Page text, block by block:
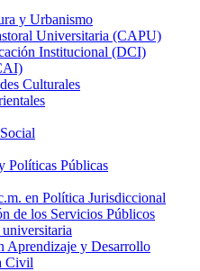
y Urbanismo
Universitaria (CAPU)
Institucional (DCI)
Culturales
Políticas Públicas
en Política Jurisdiccional
de los Servicios Públicos
Aprendizaje y Desarrollo
Civil